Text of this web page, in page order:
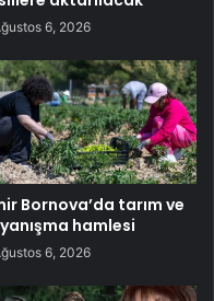
6, 2026
Bornova’da tarım ve
hamlesi
6, 2026